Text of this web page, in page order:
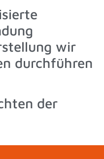
wir
durchführen
der